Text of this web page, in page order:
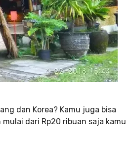
dan Korea? Kamu juga bisa
dari Rp20 ribuan saja kamu